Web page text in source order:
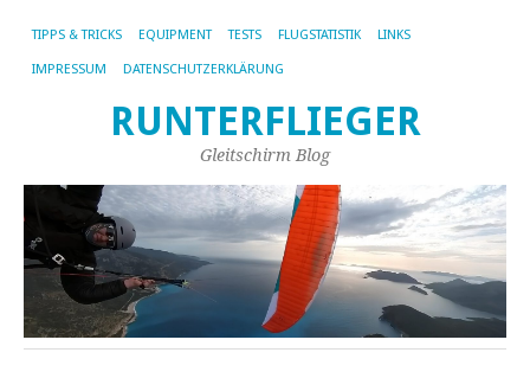
TIPPS & TRICKS EQUIPMENT TESTS FLUGSTATISTIK LINKS
IMPRESSUM DATENSCHUTZERKLÄRUNG
RUNTERFLIEGER
Gleitschirm Blog